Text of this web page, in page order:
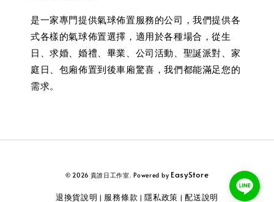
是一家專門提供氣球佈置服務的公司，我們提供各
式各樣的氣球佈置選擇，適用於各種場合，從生
日、求婚、婚禮、畢業、公司活動、聖誕派對、家
庭日、包廂佈置到後車廂驚喜，我們都能滿足您的
需求。
© 2026 貴誰日工作室. Powered by EasyStore
退換貨說明 | 服務條款 | 隱私政策 |配送說明